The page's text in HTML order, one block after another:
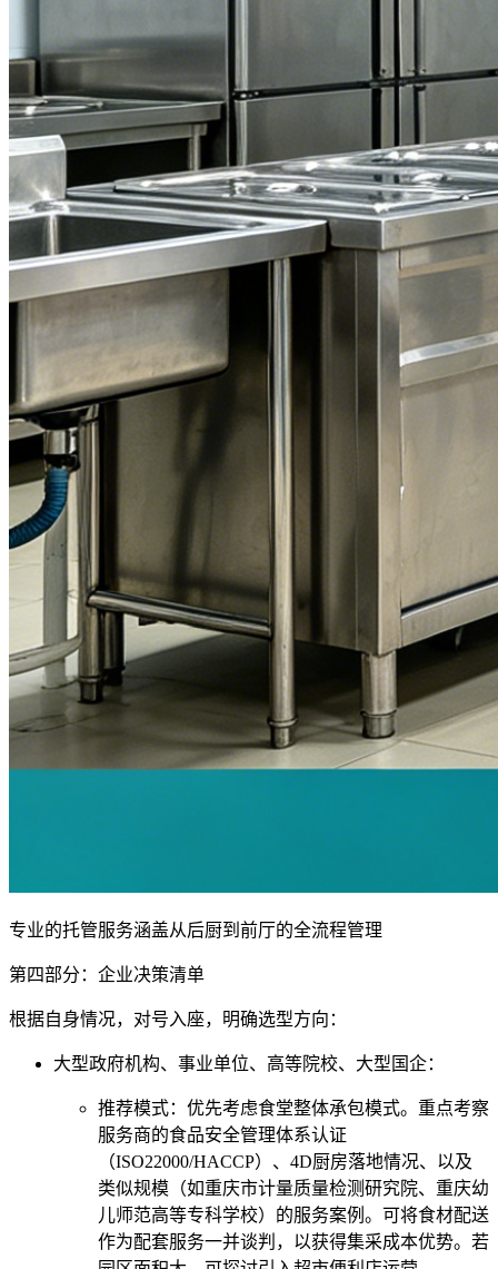
专业的托管服务涵盖从后厨到前厅的全流程管理
第四部分：企业决策清单
根据自身情况，对号入座，明确选型方向：
大型政府机构、事业单位、高等院校、大型国企：
推荐模式：优先考虑食堂整体承包模式。重点考察
服务商的食品安全管理体系认证
（ISO22000/HACCP）、4D厨房落地情况、以及
类似规模（如重庆市计量质量检测研究院、重庆幼
儿师范高等专科学校）的服务案例。可将食材配送
作为配套服务一并谈判，以获得集采成本优势。若